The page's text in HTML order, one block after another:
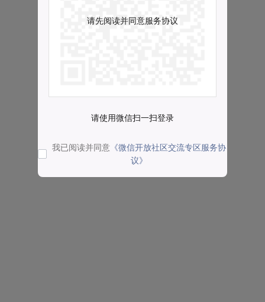
请先阅读并同意服务协议
请使用微信扫一扫登录
我已阅读并同意 《微信开放社区交流专区服务协
议》